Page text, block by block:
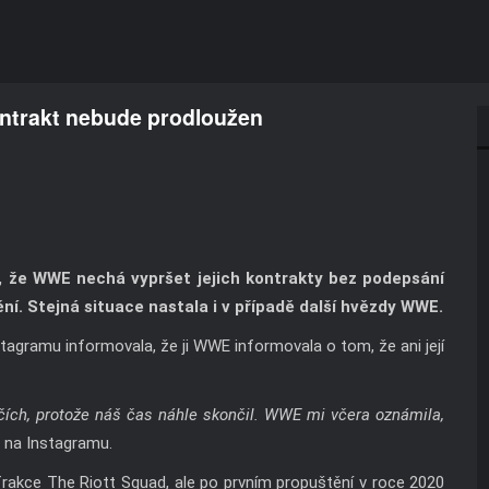
nebude prodloužen
WWE nechá vypršet jejich kontrakty bez podepsání
Stejná situace nastala i v případě další hvězdy WWE.
informovala, že ji WWE informovala o tom, že ani její
protože náš čas náhle skončil. WWE mi včera oznámila,
Instagramu.
The Riott Squad, ale po prvním propuštění v roce 2020